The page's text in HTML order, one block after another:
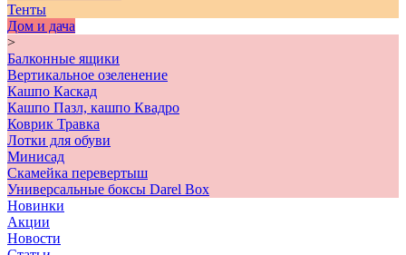
Тенты
Дом и дача
>
Балконные ящики
Вертикальное озеленение
Кашпо Каскад
Кашпо Пазл, кашпо Квадро
Коврик Травка
Лотки для обуви
Минисад
Скамейка перевертыш
Универсальные боксы Darel Box
Новинки
Акции
Новости